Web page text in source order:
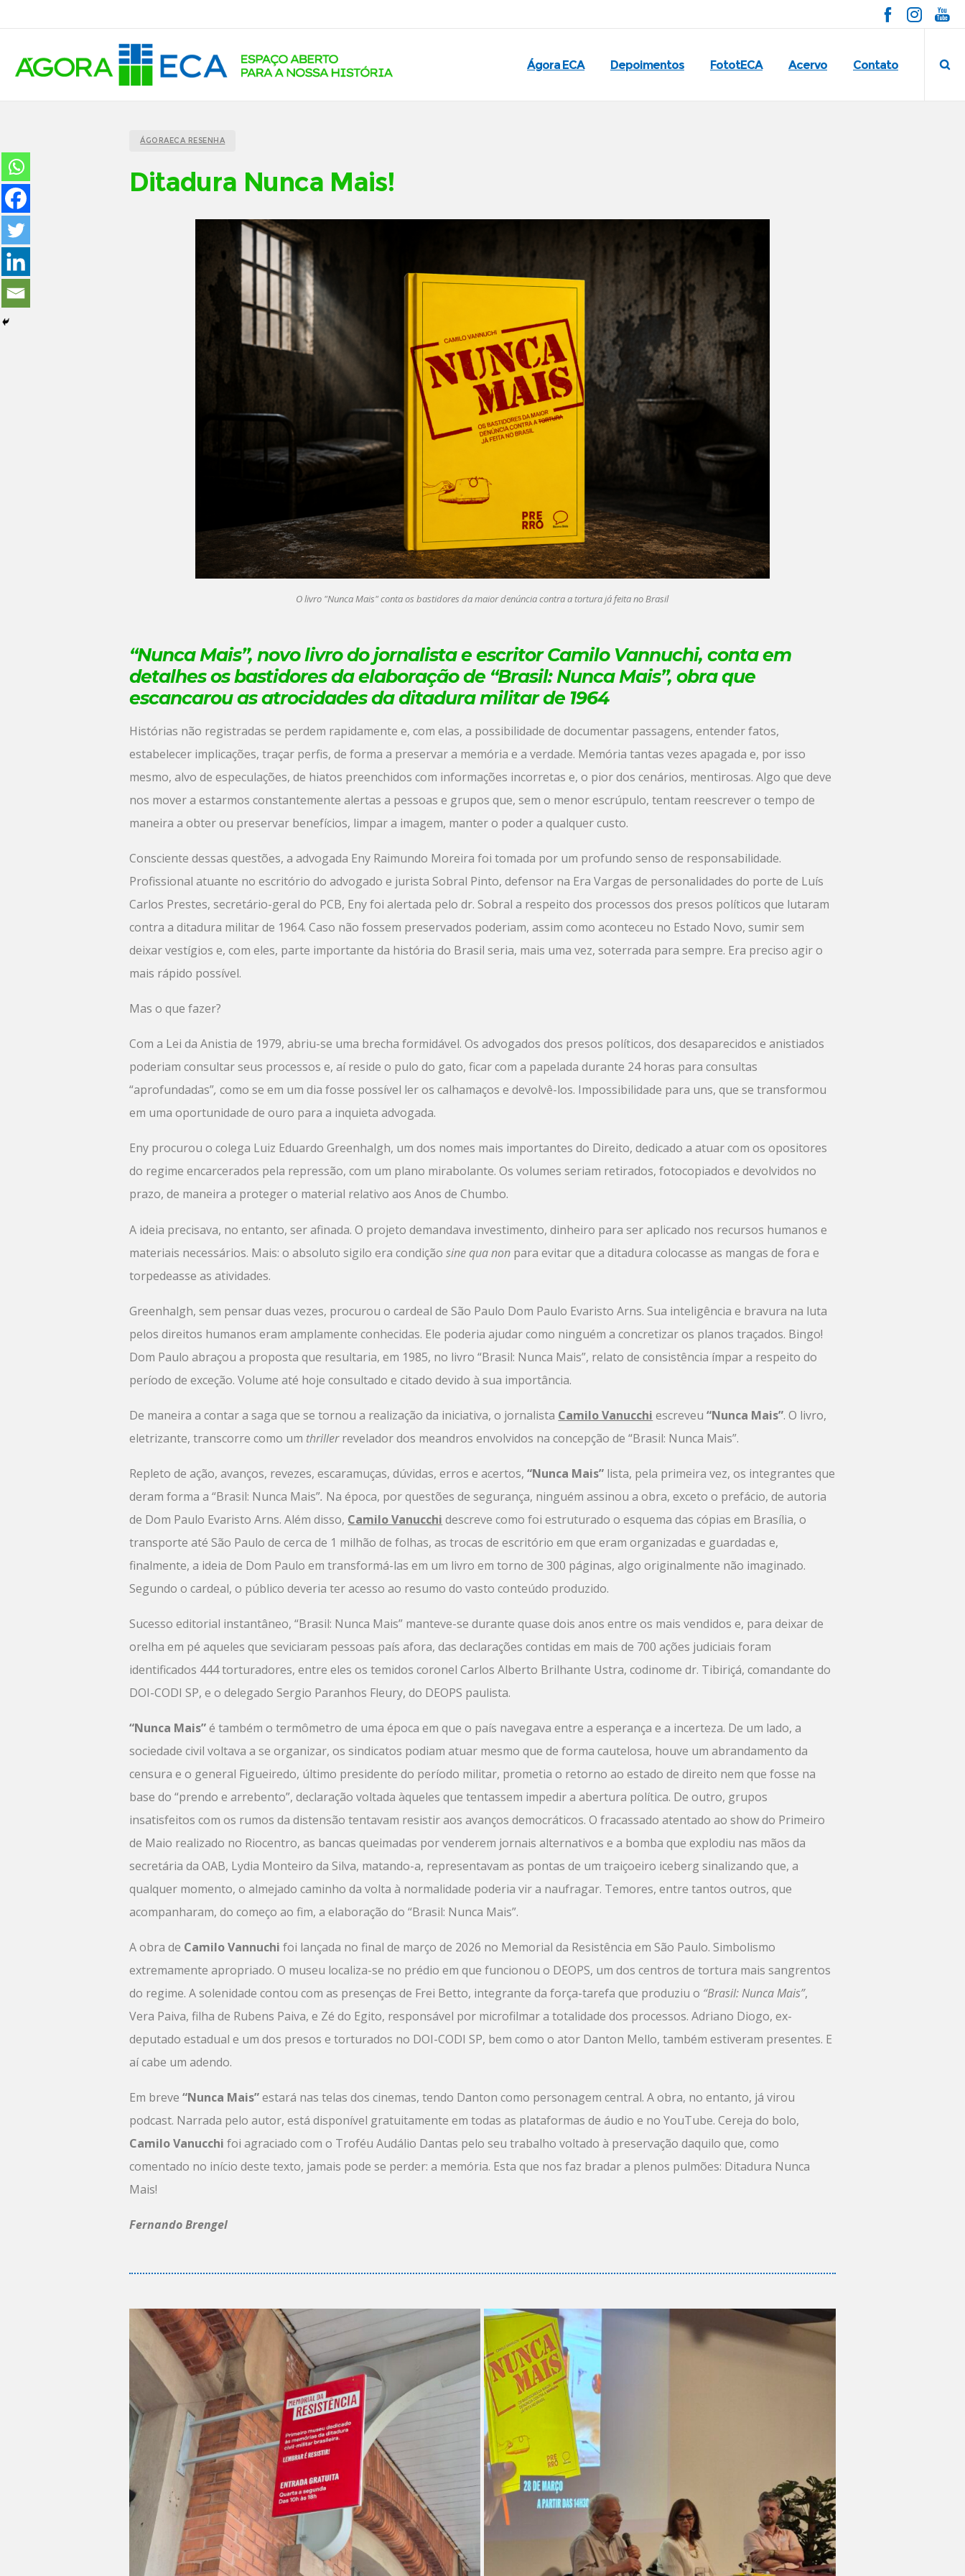
Ágora ECA Depoimentos FototECA Acervo Contato
ÁGORAECA RESENHA
Ditadura Nunca Mais!
O livro "Nunca Mais" conta os bastidores da maior denúncia contra a tortura já feita no Brasil
“Nunca Mais”, novo livro do jornalista e escritorCamilo Vannuchi, conta em
detalhes os bastidores da elaboração de “Brasil: Nunca Mais”, obra que
escancarou as atrocidades da ditadura militar de 1964
Histórias não registradas se perdem rapidamente e, com elas, a possibilidade de documentar passagens, entender fatos,
estabelecer implicações, traçar perfis, de forma a preservar a memória e a verdade. Memória tantas vezes apagada e, por isso
mesmo, alvo de especulações, de hiatos preenchidos com informações incorretas e, o pior dos cenários, mentirosas. Algo que deve
nos mover a estarmos constantemente alertas a pessoas e grupos que, sem o menor escrúpulo, tentam reescrever o tempo de
maneira a obter ou preservar benefícios, limpar a imagem, manter o poder a qualquer custo.
Consciente dessas questões, a advogada Eny Raimundo Moreira foi tomada por um profundo senso de responsabilidade.
Profissional atuante no escritório do advogado e jurista Sobral Pinto, defensor na Era Vargas de personalidades do porte de Luís
Carlos Prestes, secretário-geral do PCB, Eny foi alertada pelo dr. Sobral a respeito dos processos dos presos políticos que lutaram
contra a ditadura militar de 1964. Caso não fossem preservados poderiam, assim como aconteceu no Estado Novo, sumir sem
deixar vestígios e, com eles, parte importante da história do Brasil seria, mais uma vez, soterrada para sempre. Era preciso agir o
mais rápido possível.
Mas o que fazer?
Com a Lei da Anistia de 1979, abriu-se uma brecha formidável. Os advogados dos presos políticos, dos desaparecidos e anistiados
poderiam consultar seus processos e, aí reside o pulo do gato, ficar com a papelada durante 24 horas para consultas
“aprofundadas”,como se em um dia fosse possível ler os calhamaços e devolvê-los. Impossibilidade para uns, que se transformou
em uma oportunidade de ouro para a inquieta advogada.
Eny procurou o colega Luiz Eduardo Greenhalgh, um dos nomes mais importantes do Direito, dedicado a atuar com os opositores
do regime encarcerados pela repressão, com um plano mirabolante. Os volumes seriam retirados, fotocopiados e devolvidos no
prazo, de maneira a proteger o material relativo aos Anos de Chumbo.
A ideia precisava, no entanto, ser afinada. O projeto demandava investimento, dinheiro para ser aplicado nos recursos humanos e
materiais necessários. Mais: o absoluto sigilo era condiçãosine qua non para evitar que a ditadura colocasse as mangas de fora e
torpedeasse as atividades.
Greenhalgh, sem pensar duas vezes, procurou o cardeal de São Paulo Dom Paulo Evaristo Arns. Sua inteligência e bravura na luta
pelos direitos humanos eram amplamente conhecidas. Ele poderia ajudar como ninguém a concretizar os planos traçados. Bingo!
Dom Paulo abraçou a proposta que resultaria, em 1985, no livro “Brasil: Nunca Mais”, relato de consistência ímpar a respeito do
período de exceção. Volume até hoje consultado e citado devido à sua importância.
De maneira a contar a saga que se tornou a realização da iniciativa, o jornalista Camilo Vanucchi escreveu“Nunca Mais”. O livro,
eletrizante, transcorre como um thrillerrevelador dos meandros envolvidos na concepção de “Brasil: Nunca Mais”.
Repleto de ação, avanços, revezes, escaramuças, dúvidas, erros e acertos,“Nunca Mais” lista, pela primeira vez, os integrantes que
deram forma a “Brasil: Nunca Mais”. Na época, por questões de segurança, ninguém assinou a obra, exceto o prefácio, de autoria
de Dom Paulo Evaristo Arns. Além disso, Camilo Vanucchi descreve como foi estruturado o esquema das cópias em Brasília, o
transporte até São Paulo de cerca de 1 milhão de folhas, as trocas de escritório em que eram organizadas e guardadas e,
finalmente, a ideia de Dom Paulo em transformá-las em um livro em torno de 300 páginas, algo originalmente não imaginado.
Segundo o cardeal, o público deveria ter acesso ao resumo do vasto conteúdo produzido.
Sucesso editorial instantâneo, “Brasil: Nunca Mais” manteve-se durante quase dois anos entre os mais vendidos e, para deixar de
orelha em pé aqueles que seviciaram pessoas país afora, das declarações contidas em mais de 700 ações judiciais foram
identificados 444 torturadores, entre eles os temidos coronel Carlos Alberto Brilhante Ustra, codinome dr. Tibiriçá, comandante do
DOI-CODI SP, e o delegado Sergio Paranhos Fleury, do DEOPS paulista.
“Nunca Mais”é também o termômetro de uma época em que o país navegava entre a esperança e a incerteza. De um lado, a
sociedade civil voltava a se organizar, os sindicatos podiam atuar mesmo que de forma cautelosa, houve um abrandamento da
censura e o general Figueiredo, último presidente do período militar, prometia o retorno ao estado de direito nem que fosse na
base do “prendo e arrebento”, declaração voltada àqueles que tentassem impedir a abertura política. De outro, grupos
insatisfeitos com os rumos da distensão tentavam resistir aos avanços democráticos. O fracassado atentado ao show do Primeiro
de Maio realizado no Riocentro, as bancas queimadas por venderem jornais alternativos e a bomba que explodiu nas mãos da
secretária da OAB, Lydia Monteiro da Silva, matando-a, representavam as pontas de um traiçoeiro iceberg sinalizando que, a
qualquer momento, o almejado caminho da volta à normalidade poderia vir a naufragar. Temores, entre tantos outros, que
acompanharam, do começo ao fim, a elaboração do “Brasil: Nunca Mais”.
A obra de Camilo Vannuchi foi lançada no final de março de 2026 no Memorial da Resistência em São Paulo. Simbolismo
extremamente apropriado. O museu localiza-se no prédio em que funcionou o DEOPS, um dos centros de tortura mais sangrentos
do regime. A solenidade contou com as presenças de Frei Betto, integrante da força-tarefa que produziu o “Brasil: Nunca Mais”,
Vera Paiva, filha de Rubens Paiva, e Zé do Egito, responsável por microfilmar a totalidade dos processos. Adriano Diogo, ex-
deputado estadual e um dos presos e torturados no DOI-CODI SP, bem como o ator Danton Mello, também estiveram presentes. E
aí cabe um adendo.
Em breve“Nunca Mais”estará nas telas dos cinemas, tendo Danton como personagem central. A obra, no entanto, já virou
podcast. Narrada pelo autor, está disponível gratuitamente em todas as plataformas de áudio e no YouTube. Cereja do bolo,
Camilo Vanucchi foi agraciado com o Troféu Audálio Dantas pelo seu trabalho voltado à preservação daquilo que, como
comentado no início deste texto, jamais pode se perder: a memória. Esta que nos faz bradar a plenos pulmões: Ditadura Nunca
Mais!
Fernando Brengel